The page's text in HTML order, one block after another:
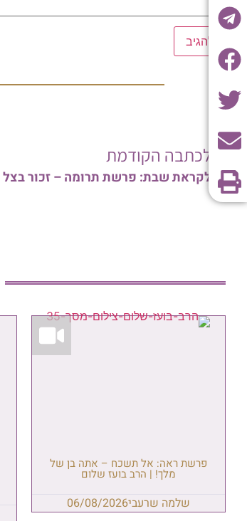
לכתבה הקודמת
פרשת ראה: אל תשכח – אתה בן של
מלך! | הרב בועז שלום
שלמה שרעבי06/08/2026